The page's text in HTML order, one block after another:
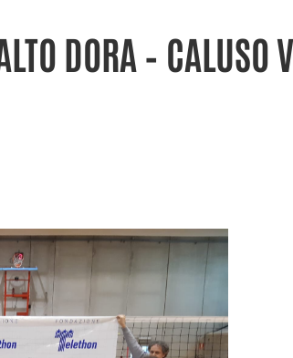
DORA – CALUSO